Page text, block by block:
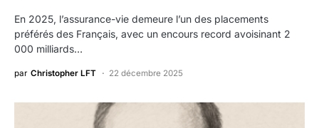
En 2025, l’assurance-vie demeure l’un des placements
préférés des Français, avec un encours record avoisinant 2
000 milliards…
par Christopher LFT 22 décembre 2025